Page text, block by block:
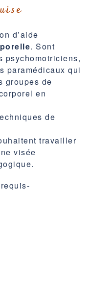
d’aide
. Sont
psychomotriciens,
paramédicaux qui
groupes de
en
de
travailler
visée